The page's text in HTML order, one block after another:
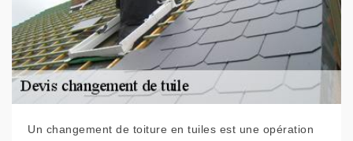
Un changement de toiture en tuiles est une opération